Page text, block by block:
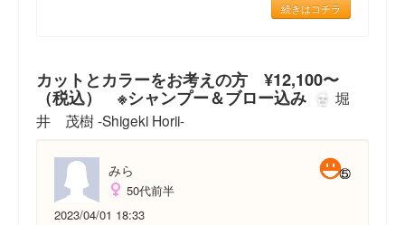
続きはコチラ
カットとカラーをお考えの方 ¥12,100〜
（税込） ※シャンプー＆ブロー込み
堀
井 茂樹 -Shigeki Horii-
みら
50代前半
2023/04/01 18:33